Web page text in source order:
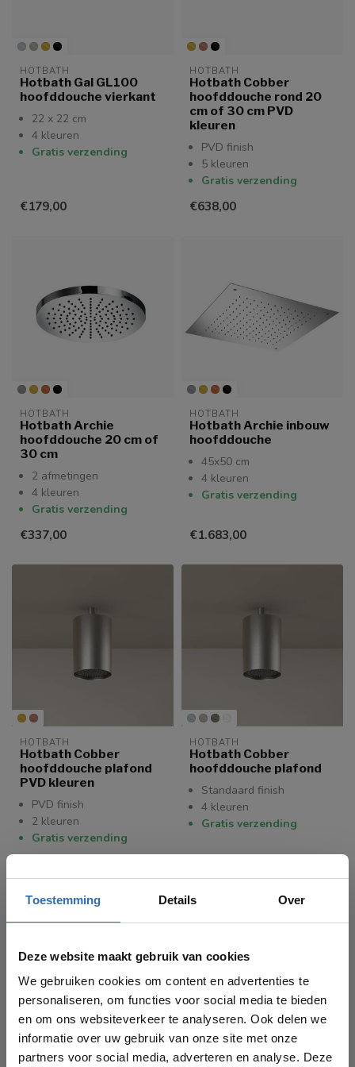
Toestemming Details Over
Deze website maakt gebruik van cookies
We gebruiken cookies om content en advertenties te
personaliseren, om functies voor social media te bieden
en om ons websiteverkeer te analyseren. Ook delen we
informatie over uw gebruik van onze site met onze
partners voor social media, adverteren en analyse. Deze
HOTBATH
Hotbath Gal GL100
hoofddouche vierkant
22 x 22 cm
4 kleuren
Gratis verzending
€179,00
HOTBATH
Hotbath Cobber
hoofddouche rond 20
cm of 30 cm PVD
kleuren
PVD finish
5 kleuren
Gratis verzending
€638,00
HOTBATH
Hotbath Archie
hoofddouche 20 cm of
30 cm
2 afmetingen
4 kleuren
Gratis verzending
€337,00
HOTBATH
Hotbath Archie inbouw
hoofddouche
45x50 cm
4 kleuren
Gratis verzending
€1.683,00
HOTBATH
Hotbath Cobber
hoofddouche plafond
PVD kleuren
PVD finish
2 kleuren
Gratis verzending
HOTBATH
Hotbath Cobber
hoofddouche plafond
Standaard finish
4 kleuren
Gratis verzending